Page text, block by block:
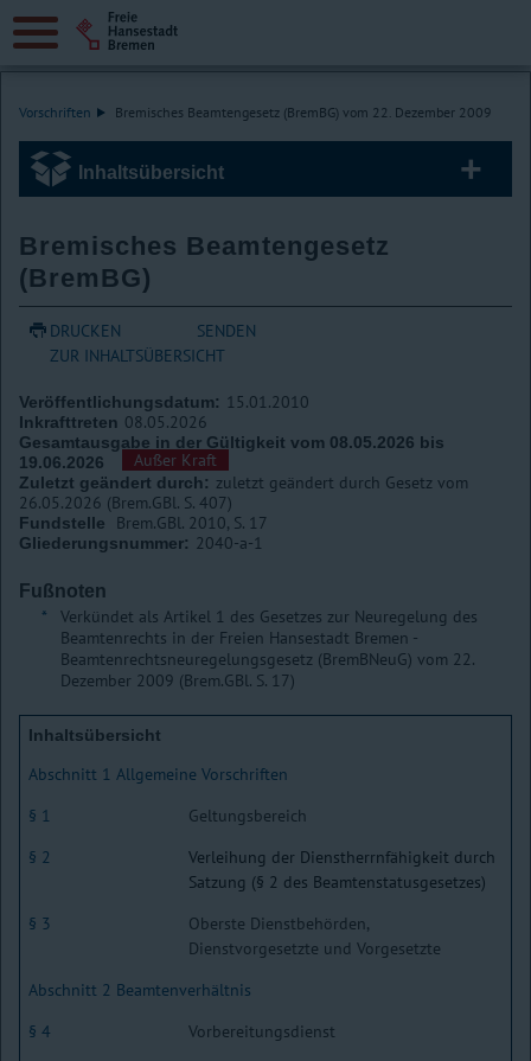
Vorschriften Bremisches Beamtengesetz (BremBG) vom 22. Dezember 2009
Inhaltsübersicht
Bremisches Beamtengesetz
(BremBG)
DRUCKEN
SENDEN
ZUR INHALTSÜBERSICHT
Veröffentlichungsdatum: 15.01.2010
Inkrafttreten 08.05.2026
Gesamtausgabe in der Gültigkeit vom 08.05.2026 bis
19.06.2026
Außer Kraft
Zuletzt geändert durch: zuletzt geändert durch Gesetz vom
26.05.2026 (Brem.GBl. S. 407)
Fundstelle Brem.GBl. 2010, S. 17
Gliederungsnummer: 2040-a-1
Fußnoten
*
Verkündet als Artikel 1 des Gesetzes zur Neuregelung des
Beamtenrechts in der Freien Hansestadt Bremen -
Beamtenrechtsneuregelungsgesetz (BremBNeuG) vom 22.
Dezember 2009 (Brem.GBl. S. 17)
Inhaltsübersicht
Abschnitt 1 Allgemeine Vorschriften
§ 1
Geltungsbereich
§ 2
Verleihung der Dienstherrnfähigkeit durch
Satzung (§ 2 des Beamtenstatusgesetzes)
§ 3
Oberste Dienstbehörden,
Dienstvorgesetzte und Vorgesetzte
Abschnitt 2 Beamtenverhältnis
§ 4
Vorbereitungsdienst